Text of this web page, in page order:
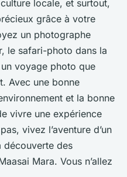
locale, et surtout,
grâce à votre
un photographe
le safari-photo dans la
voyage photo que
Avec une bonne
et la bonne
vivre une expérience
vivez l’aventure d’un
découverte des
Mara. Vous n’allez